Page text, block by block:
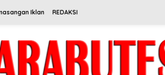
Iklan REDAKSI